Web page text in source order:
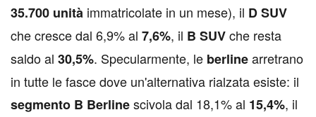
35.700 unità immatricolate in un mese), il D SUV
che cresce dal 6,9% al 7,6%, il B SUVche resta
saldo al 30,5%. Specularmente, le berlinearretrano
in tutte le fasce dove un'alternativa rialzata esiste: il
segmento B Berlinescivola dal 18,1% al 15,4%, il